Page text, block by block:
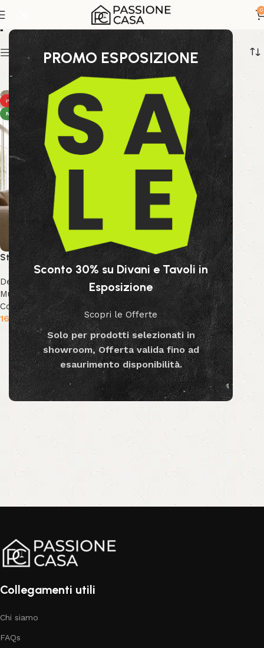
PROMO ESPOSIZIONE
Sconto 30% su Divani e Tavoli in
Esposizione
Scopri le Offerte
Solo per prodotti selezionati in
showroom, Offerta valida fino ad
esaurimento disponibilità.
0
90x120
Show sidebar
HOT
NEW
Stampa Bold 505W 90×120 cm
Decor & Accessori
Arte
Murale ,Collezione Bizzotto,
Collezione Decor
164.99
€
Aggiungi al carrello
Collegamenti utili
Chi siamo
FAQs